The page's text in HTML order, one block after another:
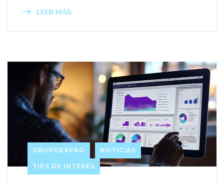
LEER MÁS
GRUPOEXPRO NOTICIAS
TIPS DE INTERÉS